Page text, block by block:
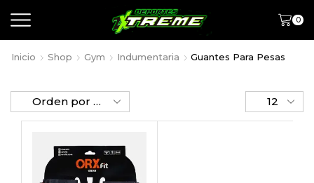
0
Inicio Shop Gym Indumentaria Guantes Para Pesas